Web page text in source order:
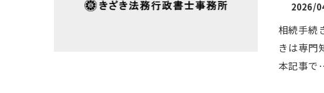
2026/
相続手続
きは専門
本記事